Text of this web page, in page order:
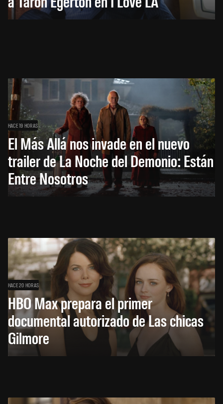
HACE 19 HORAS
El Más Allá nos invade en el nuevo
trailer de La Noche del Demonio: Están
Entre Nosotros
HACE 20 HORAS
HBO Max prepara el primer
documental autorizado de Las chicas
Gilmore